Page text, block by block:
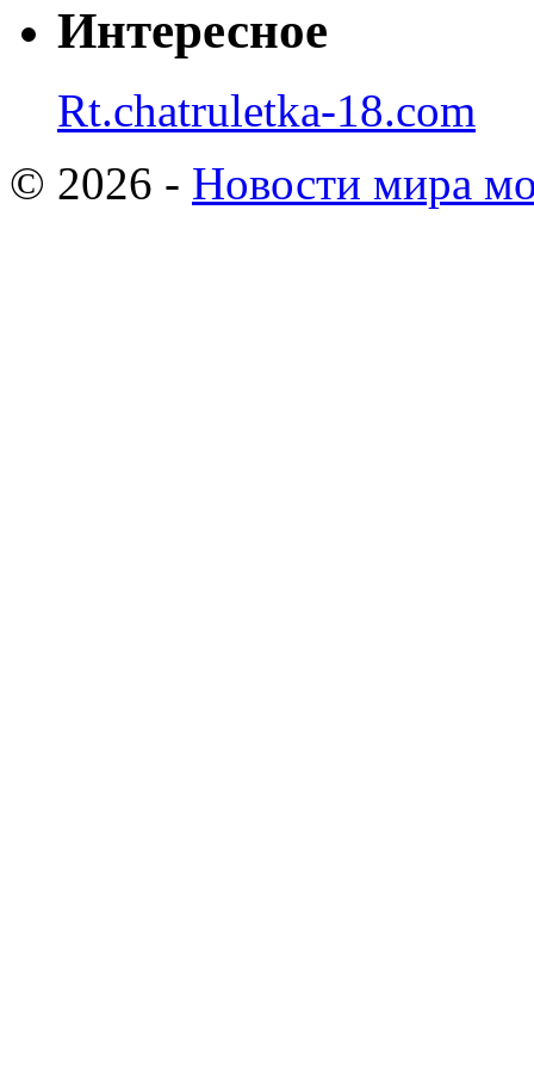
Интересное
Rt.chatruletka-18.com
© 2026 - Новости мира